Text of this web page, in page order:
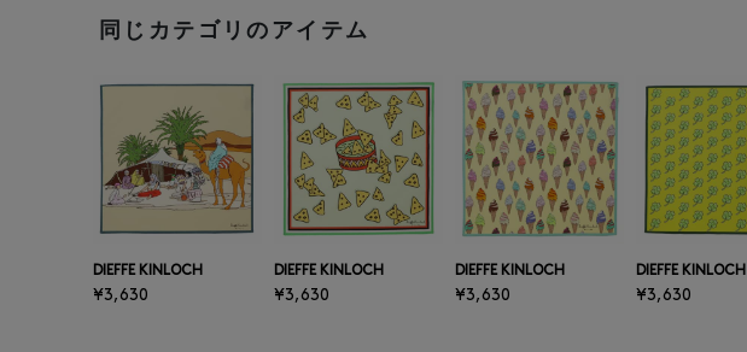
同じカテゴリのアイテム
DIEFFE KINLOCH
¥3,630
DIEFFE KINLOCH
¥3,630
DIEFFE KINLOCH
¥3,630
DIEFFE KINLOCH
¥3,630